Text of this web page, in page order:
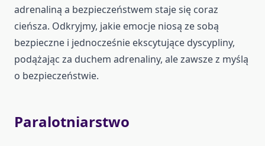
adrenaliną a bezpieczeństwem staje się coraz
cieńsza. Odkryjmy, jakie emocje niosą ze sobą
bezpieczne i jednocześnie ekscytujące dyscypliny,
podążając za duchem adrenaliny, ale zawsze z myślą
o bezpieczeństwie.
Paralotniarstwo